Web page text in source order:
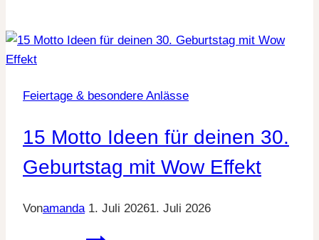
zum
Feiertage & besondere Anlässe
15 Motto Ideen für deinen 30.
Geburtstag mit Wow Effekt
Vonamanda 1. Juli 20261. Juli 2026